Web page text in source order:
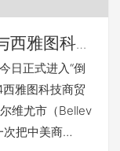
西雅图科技
票
日正式进入“倒
雅图科技商贸
维尤市（Bellev
次把中美商…